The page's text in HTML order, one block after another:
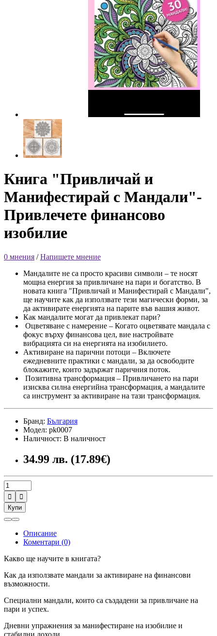
Книга "Привличай и
Манифестирай с Мандали"-
Привлечете финансово
изобилие
0 мнения /Напишете мнение
Мандалите не са просто красиви символи – те носят
мощна енергия за привличане на пари и богатство. В
новата книга "Привличай и Манифестирай с Мандали",
ще научите как да използвате тези магически форми, за
да активирате енергията на парите във вашия живот.
Как мандалите могат да привлекат пари?
Оцветяване с намерение – Когато оцветявате мандала с
фокус върху финансова цел, вие настройвате
вибрацията си на енергията на изобилието.
Активиране на парични потоци – Включете
ежедневните практики с мандали, за да освободите
блокажите, които задържат паричния поток.
Позитивна трансформация – Привличането на пари
изисква силна енергийна трансформация, а мандалите
са инструмент за активиране на тази трансформация.
Бранд: България
Модел: pk0007
Наличност: В наличност
34.99 лв. (17.89€)


Купи
Описание
Коментари (0)
Какво ще научите в книгата?
Как да използвате мандали за активиране на финансови
възможности.
Специални мандали, които са създадени за привличане на
пари и успех.
Дневни упражнения за манифестиране на изобилие и
стабилни доходи.